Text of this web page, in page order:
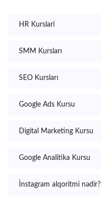
HR Kurslari
SMM Kursları
SEO Kursları
Google Ads Kursu
Digital Marketing Kursu
Google Analitika Kursu
İnstagram alqoritmi nədir?